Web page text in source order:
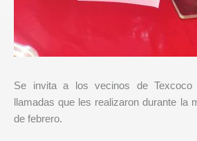
Se invita a los vecinos de
llamadas que les realizaron durante la
de febrero.